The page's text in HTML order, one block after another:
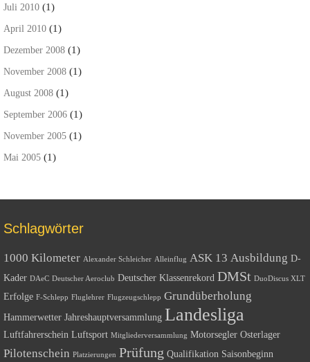
Juli 2010 (1)
April 2010 (1)
Dezember 2008 (1)
November 2008 (1)
August 2008 (1)
September 2006 (1)
November 2005 (1)
Mai 2005 (1)
Schlagwörter
1000 Kilometer Alexander Schleicher Alleinflug ASK 13 Ausbildung D-
Kader DAeC Deutscher Aeroclub Deutscher Klassenrekord DMSt DuoDiscus XLT
Erfolge F-Schlepp Fluglehrer Flugzeugschlepp Grundüberholung
Hammerwetter Jahreshauptversammlung Landesliga
Luftfahrerschein Luftsport Mitgliederversammlung Motorsegler Osterlager
Pilotenschein Platzierungen Prüfung Qualifikation Saisonbeginn